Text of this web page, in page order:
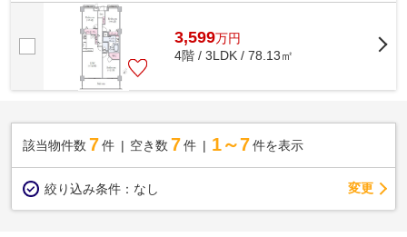
古マンションです。こちらは利便性の...
3,599万円
4階 / 3LDK / 78.13㎡
該当物件数 7件 空き数 7 件 1～7 件を表示
絞り込み条件： なし 変更